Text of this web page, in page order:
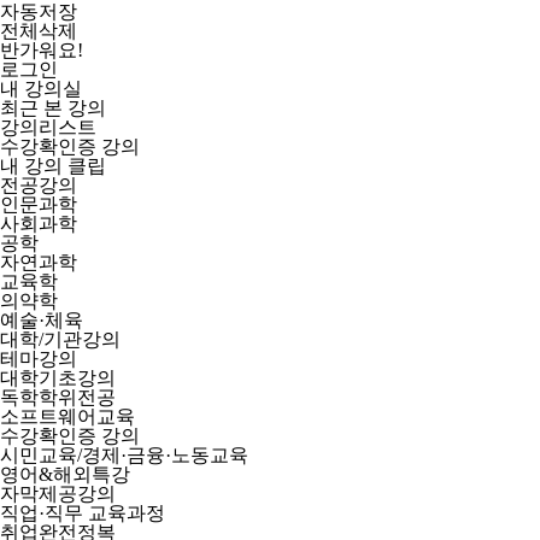
자동저장
전체삭제
반가워요!
로그인
내 강의실
최근 본 강의
강의리스트
수강확인증 강의
내 강의 클립
전공강의
인문과학
사회과학
공학
자연과학
교육학
의약학
예술·체육
대학/기관강의
테마강의
대학기초강의
독학학위전공
소프트웨어교육
수강확인증 강의
시민교육/경제·금융·노동교육
영어&해외특강
자막제공강의
직업·직무 교육과정
취업완전정복